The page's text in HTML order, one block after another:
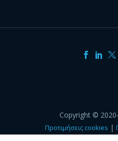
Copyright ©
Προτιμήσεις cookies |